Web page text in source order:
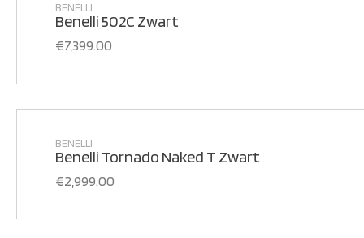
BENELLI
Benelli 502C Zwart
€7,399.00
BENELLI
Benelli Tornado Naked T Zwart
€2,999.00